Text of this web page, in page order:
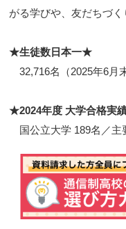
がる学びや、友だちづく
★生徒数日本一★
32,716名（2025年6月
★2024年度 大学合格実
国公立大学 189名／主